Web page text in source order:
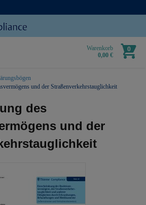
Warenkorb
0,00 €
0
und der Straßenverkehrstauglichkeit
des
und der